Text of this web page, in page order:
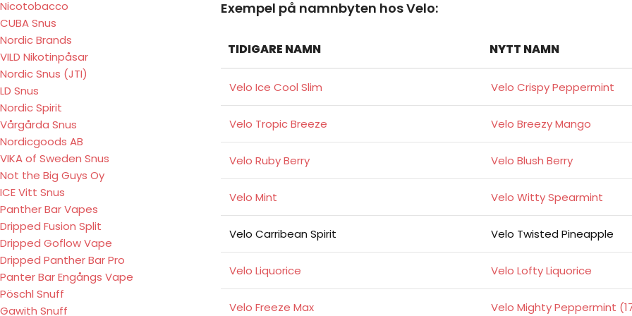
Nicotobacco
CUBA Snus
Nordic Brands
VILD Nikotinpåsar
Nordic Snus (JTI)
LD Snus
Nordic Spirit
Vårgårda Snus
Nordicgoods AB
VIKA of Sweden Snus
Not the Big Guys Oy
ICE Vitt Snus
Panther Bar Vapes
Dripped Fusion Split
Dripped Goflow Vape
Dripped Panther Bar Pro
Panter Bar Engångs Vape
Pöschl Snuff
Gawith Snuff
Exempel på namnbyten hos Velo:
TIDIGARE NAMN NYTT NAMN
Velo Ice Cool Slim Velo Crispy Peppermint
Velo Tropic Breeze Velo Breezy Mango
Velo Ruby Berry Velo Blush Berry
Velo Mint Velo Witty Spearmint
Velo Carribean Spirit Velo Twisted Pineapple
Velo Liquorice Velo Lofty Liquorice
Velo Freeze Max Velo Mighty Peppermint